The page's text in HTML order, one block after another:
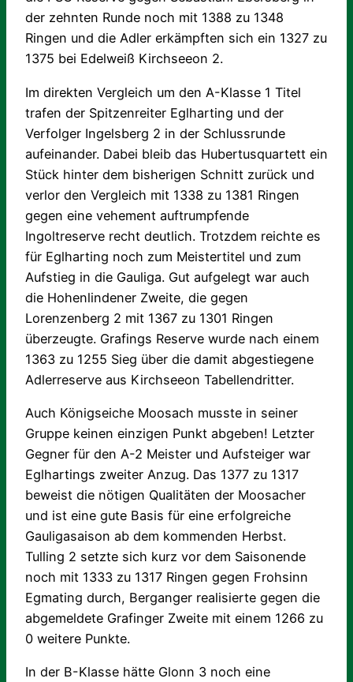
der zehnten Runde noch mit 1388 zu 1348
Ringen und die Adler erkämpften sich ein 1327 zu
1375 bei Edelweiß Kirchseeon 2.
Im direkten Vergleich um den A-Klasse 1 Titel
trafen der Spitzenreiter Eglharting und der
Verfolger Ingelsberg 2 in der Schlussrunde
aufeinander. Dabei bleib das Hubertusquartett ein
Stück hinter dem bisherigen Schnitt zurück und
verlor den Vergleich mit 1338 zu 1381 Ringen
gegen eine vehement auftrumpfende
Ingoltreserve recht deutlich. Trotzdem reichte es
für Eglharting noch zum Meistertitel und zum
Aufstieg in die Gauliga. Gut aufgelegt war auch
die Hohenlindener Zweite, die gegen
Lorenzenberg 2 mit 1367 zu 1301 Ringen
überzeugte. Grafings Reserve wurde nach einem
1363 zu 1255 Sieg über die damit abgestiegene
Adlerreserve aus Kirchseeon Tabellendritter.
Auch Königseiche Moosach musste in seiner
Gruppe keinen einzigen Punkt abgeben! Letzter
Gegner für den A-2 Meister und Aufsteiger war
Eglhartings zweiter Anzug. Das 1377 zu 1317
beweist die nötigen Qualitäten der Moosacher
und ist eine gute Basis für eine erfolgreiche
Gauligasaison ab dem kommenden Herbst.
Tulling 2 setzte sich kurz vor dem Saisonende
noch mit 1333 zu 1317 Ringen gegen Frohsinn
Egmating durch, Berganger realisierte gegen die
abgemeldete Grafinger Zweite mit einem 1266 zu
0 weitere Punkte.
In der B-Klasse hätte Glonn 3 noch eine